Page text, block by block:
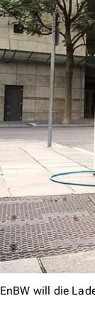
EnBW will die